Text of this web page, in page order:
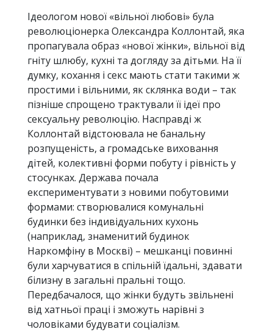
Ідеологом нової «вільної любові» була
революціонерка Олександра Коллонтай, яка
пропагувала образ «нової жінки», вільної від
гніту шлюбу, кухні та догляду за дітьми. На її
думку, кохання і секс мають стати такими ж
простими і вільними, як склянка води – так
пізніше спрощено трактували її ідеї про
сексуальну революцію. Насправді ж
Коллонтай відстоювала не банальну
розпущеність, а громадське виховання
дітей, колективні форми побуту і рівність у
стосунках. Держава почала
експериментувати з новими побутовими
формами: створювалися комунальні
будинки без індивідуальних кухонь
(наприклад, знаменитий будинок
Наркомфіну в Москві) – мешканці повинні
були харчуватися в спільній їдальні, здавати
білизну в загальні пральні тощо.
Передбачалося, що жінки будуть звільнені
від хатньої праці і зможуть нарівні з
чоловіками будувати соціалізм.